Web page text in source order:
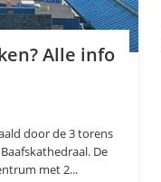
Alle info
door de 3 torens
De
met 2...